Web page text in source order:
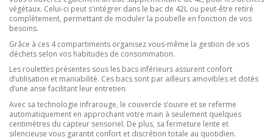
végétaux. Celui-ci peut s'intégrer dans le bac de 42L ou peut-être retiré
complètement, permettant de moduler la poubelle en fonction de vos
besoins.
Grâce à ces 4 compartiments organisez vous-même la gestion de vos
déchets selon vos habitudes de consommation.
Les roulettes présentes sous les bacs inférieurs assurent confort
d’utilisation et maniabilité. Ces bacs sont par ailleurs amovibles et dotés
d’une anse facilitant leur entretien.
Avec sa technologie infrarouge, le couvercle s’ouvre et se referme
automatiquement en approchant votre main à seulement quelques
centimètres du capteur sensoriel. De plus, sa fermeture lente et
silencieuse vous garantit confort et discrétion totale au quotidien.